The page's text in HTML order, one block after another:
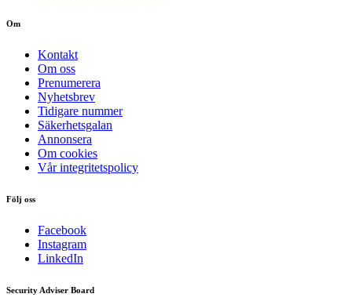
Om
Kontakt
Om oss
Prenumerera
Nyhetsbrev
Tidigare nummer
Säkerhetsgalan
Annonsera
Om cookies
Vår integritetspolicy
Följ oss
Facebook
Instagram
LinkedIn
Security Adviser Board